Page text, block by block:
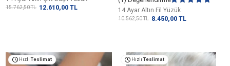
15.762,50TL 12.610,00 TL 14 Ayar Altın Fil Yüzük
10.562,50TL 8.450,00 TL
Hızlı Teslimat Hızlı Teslimat